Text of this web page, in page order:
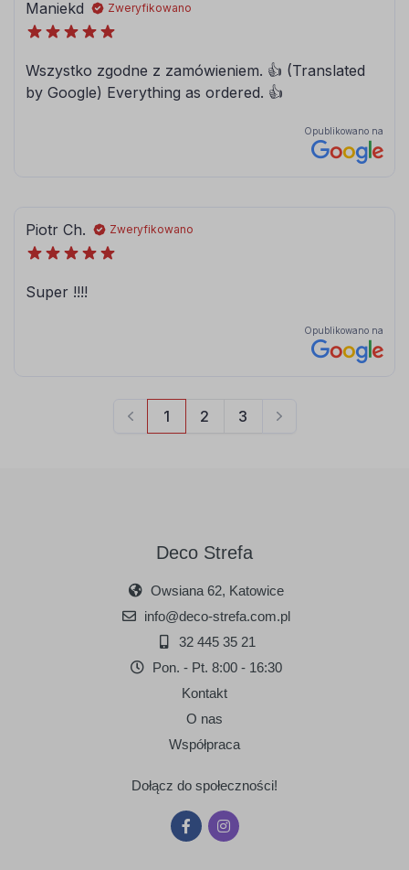
Deco Strefa
Owsiana 62, Katowice
info@deco-strefa.com.pl
32 445 35 21
Pon. - Pt. 8:00 - 16:30
Kontakt
O nas
Współpraca
Dołącz do społeczności!